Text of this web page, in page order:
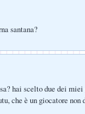
santana?
hai scelto due dei
che è un giocatore non